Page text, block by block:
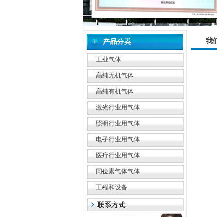
工业气体
高纯无机气体
高纯有机气体
激光行业用气体
照明行业用气体
电子行业用气体
医疗行业用气体
同位素气体气体
工程和设备
我